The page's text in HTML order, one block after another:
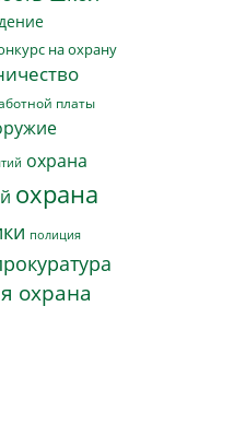
на охрану
платы
охрана
охрана
полиция
охрана